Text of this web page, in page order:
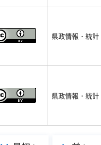
県政情報・統計
県政情報・統計